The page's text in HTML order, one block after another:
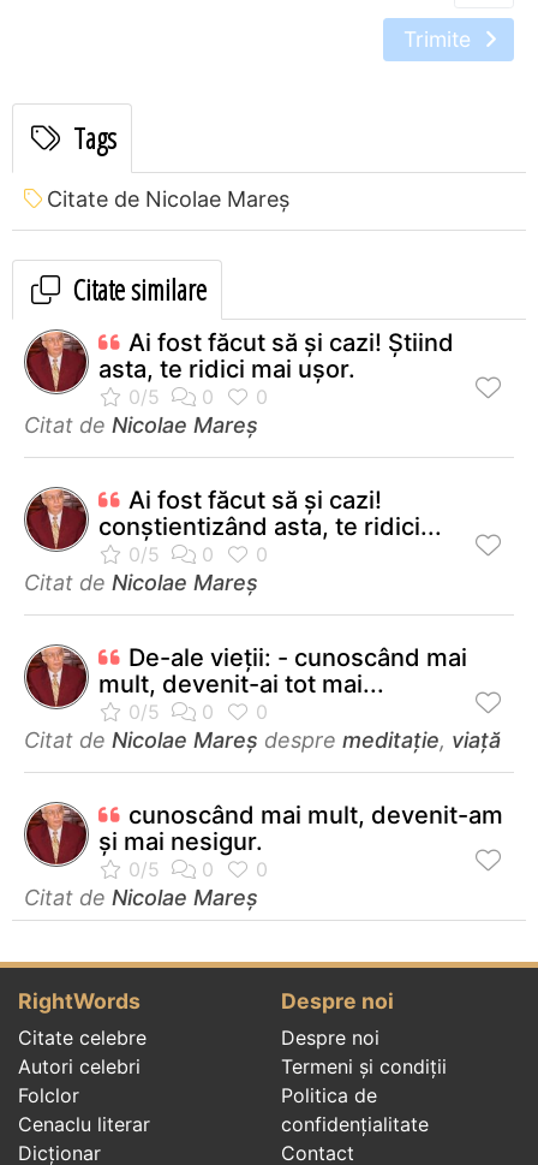
Trimite
Tags
Citate de Nicolae Mareș
Citate similare
Ai fost făcut să şi cazi! Ştiind
asta, te ridici mai uşor.
Citat de Nicolae Mareș
Ai fost făcut să şi cazi!
conștientizând asta, te ridici...
Citat de Nicolae Mareș
De-ale vieții: - cunoscând mai
mult, devenit-ai tot mai...
Citat de Nicolae Mareș despre meditație, viață
cunoscând mai mult, devenit-am
și mai nesigur.
Citat de Nicolae Mareș
RightWords
Citate celebre
Autori celebri
Folclor
Cenaclu literar
Dicționar
Despre noi
Despre noi
Termeni și condiții
Politica de
confidenţialitate
Contact